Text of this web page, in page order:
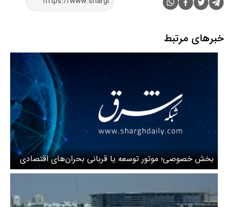
خبرهای مرتبط
بخش خصوصی؛ موتور توسعه یا قربانی بحران‌های اقتصادی